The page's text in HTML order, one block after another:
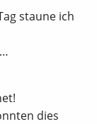
staune ich
dies